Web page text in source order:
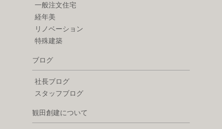
一般注文住宅
経年美
リノベーション
特殊建築
ブログ
社長ブログ
スタッフブログ
観田創建について